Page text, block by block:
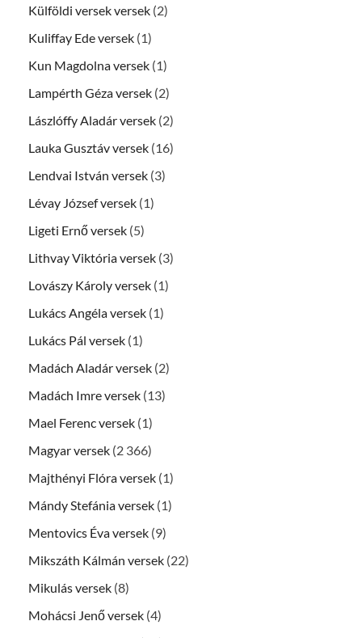
Külföldi versek versek (2)
Kuliffay Ede versek (1)
Kun Magdolna versek (1)
Lampérth Géza versek (2)
Lászlóffy Aladár versek (2)
Lauka Gusztáv versek (16)
Lendvai István versek (3)
Lévay József versek (1)
Ligeti Ernő versek (5)
Lithvay Viktória versek (3)
Lovászy Károly versek (1)
Lukács Angéla versek (1)
Lukács Pál versek (1)
Madách Aladár versek (2)
Madách Imre versek (13)
Mael Ferenc versek (1)
Magyar versek (2 366)
Majthényi Flóra versek (1)
Mándy Stefánia versek (1)
Mentovics Éva versek (9)
Mikszáth Kálmán versek (22)
Mikulás versek (8)
Mohácsi Jenő versek (4)